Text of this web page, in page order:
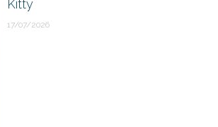
Kitty
17/07/2026